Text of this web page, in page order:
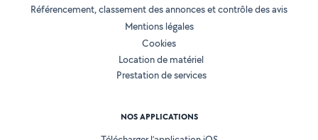
Référencement, classement des annonces et contrôle des avis
Mentions légales
Cookies
Location de matériel
Prestation de services
NOS APPLICATIONS